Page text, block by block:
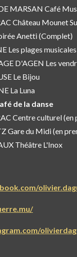
MARSAN Café
Château Mounet
Anetti (Complet)
Les plages musicales
D'AGEN Les
Le Bijou
La Luna
de la danse
Centre culturel
Gare du Midi (en
Théâtre L'Inox